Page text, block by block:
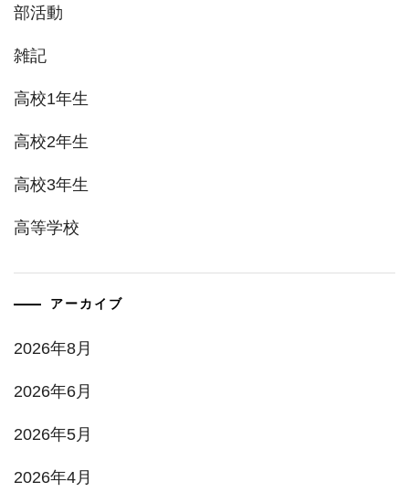
部活動
雑記
高校1年生
高校2年生
高校3年生
高等学校
アーカイブ
2026年8月
2026年6月
2026年5月
2026年4月